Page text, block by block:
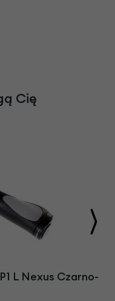
Cię
L Nexus Czarno-